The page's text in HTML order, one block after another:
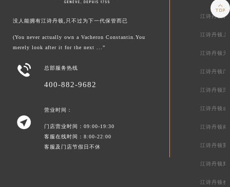
没人能拥有江诗丹顿,只不过为下一代保管而已
(You never actually own a Vacheron Constantin.You
merely look after it for the next ...”
 总部服务热线
400-882-9682

营业时间：
门店营业时间：09:00-19:30
客服在线时间：8:00-22:00
客服及门店节假日不休
江诗丹顿北
江诗丹顿上
江诗丹顿天
江诗丹顿广
江诗丹顿深
江诗丹顿成
江诗丹顿南
江诗丹顿重
江诗丹顿郑
江诗丹顿长
